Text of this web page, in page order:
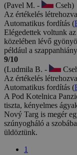
(Pavel M. -
Cseh)
Az értékelés
Automatikus fordítás (
Elégedettek voltunk
közelében lévő
például a
9/10
(Ludmila B. -
Az értékelés
Automatikus fordítás (
A Pod Kotelnica
tiszta, kényelmes
Nový Targ is megér
szúnyogháló a
üldöztünk.
1